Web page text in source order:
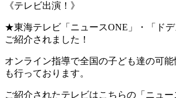
《テレビ出演！》
★東海テレビ「ニュースONE」・「ド
ご紹介されました！
オンライン指導で全国の子ども達の可
も行っております。
ご紹介されたテレビはこちらの「ニュー